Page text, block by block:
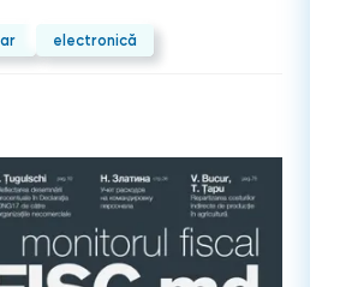
electronică